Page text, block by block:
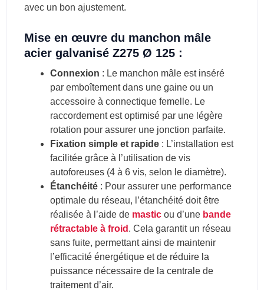
avec un bon ajustement.
Mise en œuvre du manchon mâle
acier galvanisé Z275 Ø 125 :
Connexion : Le manchon mâle est inséré
par emboîtement dans une gaine ou un
accessoire à connectique femelle. Le
raccordement est optimisé par une légère
rotation pour assurer une jonction parfaite.
Fixation simple et rapide: L’installation est
facilitée grâce à l’utilisation de vis
autoforeuses (4 à 6 vis, selon le diamètre).
Étanchéité: Pour assurer une performance
optimale du réseau, l’étanchéité doit être
réalisée à l’aide de masticou d’une bande
rétractable à froid . Cela garantit un réseau
sans fuite, permettant ainsi de maintenir
l’efficacité énergétique et de réduire la
puissance nécessaire de la centrale de
traitement d’air.